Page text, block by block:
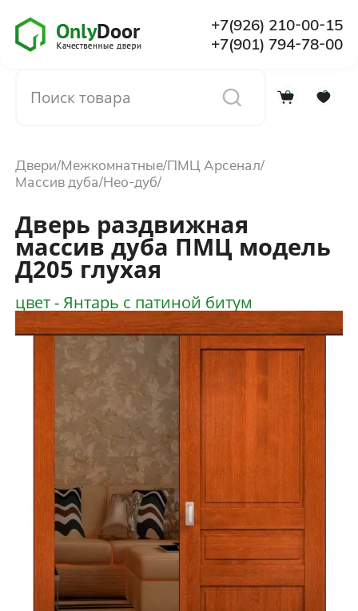
+7(926) 210-00-15
+7(901) 794-78-00
0 0
О компании
Установка
Доставка и оплата
Отзывы
Акции
Контакты
Фото работ
Двери Межкомнатные ПМЦ Арсенал
Массив дуба Нео-дуб
Дверь раздвижная
массив дуба ПМЦ модель
Д205 глухая
цвет - Янтарь с патиной битум